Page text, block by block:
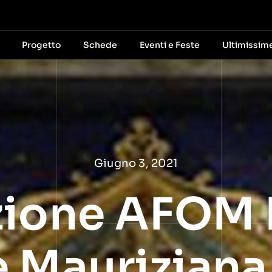
Progetto Schede Eventi e Feste
Giugno 3, 2021
AFOM